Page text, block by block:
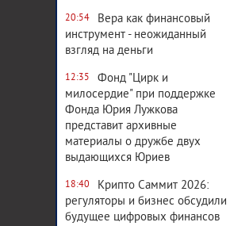
20:54
Вера как финансовый
инструмент - неожиданный
взгляд на деньги
12:35
Фонд "Цирк и
милосердие" при поддержке
Фонда Юрия Лужкова
представит архивные
материалы о дружбе двух
выдающихся Юриев
18:40
Крипто Саммит 2026:
регуляторы и бизнес обсудили
будущее цифровых финансов